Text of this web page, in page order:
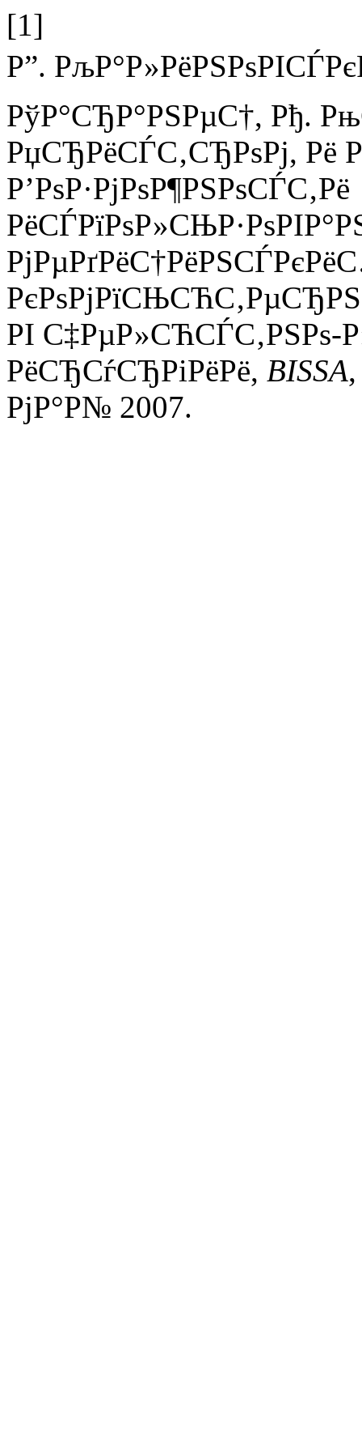
[1]
Р”.
РўР°СЂР°РЅРµС†, Рђ.
РџСЂРёСЃС‚СЂРѕРј, Рё
Р’РѕР·РјРѕР¶РЅРѕСЃС‚Рё
РІ
РёСЂСѓСЂРіРёРё, BISSA
РјР°Р№ 2007.